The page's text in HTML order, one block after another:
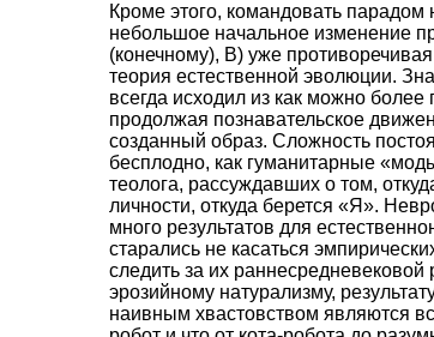
Кроме этого, командовать
небольшое начальное изменение
(конечному), В) уже
теория естественной эволюции.
всегда исходил из как можно более
продолжая познавательское
созданный образ. Сложность
бесплодно, как гуманитарные
теолога, рассуждавших о том,
личности, откуда берется «Я».
много результатов для
старались не касаться
следить за их
эрозийному натурализму,
наивным хвастовством являются